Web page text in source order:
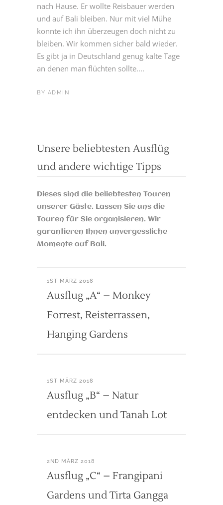
nach Hause. Er wollte Reisbauer werden
und auf Bali bleiben. Nur mit viel Mühe
konnte ich ihn überzeugen doch nicht zu
bleiben. Wir kommen sicher bald wieder.
Es gibt ja in Deutschland genug kalte Tage
an denen man flüchten sollte....
BY ADMIN
Unsere beliebtesten Ausflüg
und andere wichtige Tipps
Dieses sind die beliebtesten Touren
unserer Gäste. Lassen Sie uns die
Touren für Sie organisieren. Wir
garantieren Ihnen unvergessliche
Momente auf Bali.
1ST MÄRZ 2018
Ausflug „A“ – Monkey
Forrest, Reisterrassen,
Hanging Gardens
1ST MÄRZ 2018
Ausflug „B“ – Natur
entdecken und Tanah Lot
2ND MÄRZ 2018
Ausflug „C“ – Frangipani
Gardens und Tirta Gangga